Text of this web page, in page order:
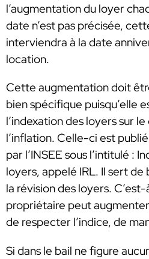
l’augmentation du loyer
date n’est pas précisée,
interviendra à la date
location.
Cette augmentation doit
bien spécifique puisqu’elle
l’indexation des loyers sur
l’inflation. Celle-ci est
par l’INSEE sous l’intitulé :
loyers, appelé IRL. Il sert de
la révision des loyers.
propriétaire peut
de respecter l’indice, de
Si dans le bail ne figure